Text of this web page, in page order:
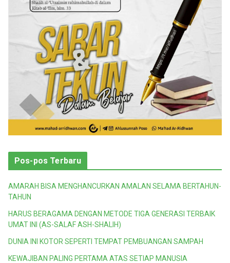
Pos-pos Terbaru
AMARAH BISA MENGHANCURKAN AMALAN SELAMA BERTAHUN-
TAHUN
HARUS BERAGAMA DENGAN METODE TIGA GENERASI TERBAIK
UMAT INI (AS-SALAF ASH-SHALIH)
DUNIA INI KOTOR SEPERTI TEMPAT PEMBUANGAN SAMPAH
KEWAJIBAN PALING PERTAMA ATAS SETIAP MANUSIA